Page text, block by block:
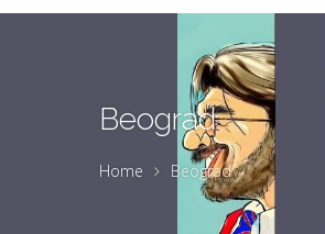
Beograd
Home Beograd